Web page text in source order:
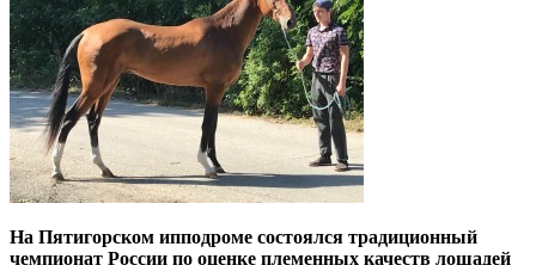
На Пятигорском ипподроме состоялся традиционный
чемпионат России по оценке племенных качеств лошадей